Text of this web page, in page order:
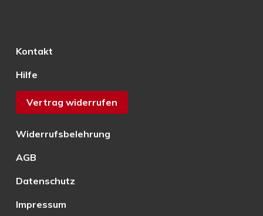
Kontakt
Hilfe
Vertrag widerrufen
Widerrufsbelehrung
AGB
Datenschutz
Impressum